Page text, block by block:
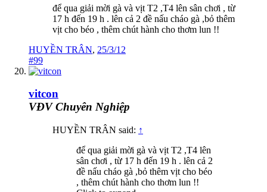
để qua giải mời gà và vịt T2 ,T4 lên sân chơi , từ
17 h đến 19 h . lên cả 2 đề nấu cháo gà ,bỏ thêm
vịt cho béo , thêm chút hành cho thơm lun !!
HUYỀN TRÂN, 25/3/12
#99
vitcon
VĐV Chuyên Nghiệp
HUYỀN TRÂN said: ↑
để qua giải mời gà và vịt T2 ,T4 lên
sân chơi , từ 17 h đến 19 h . lên cả 2
đề nấu cháo gà ,bỏ thêm vịt cho béo
, thêm chút hành cho thơm lun !!